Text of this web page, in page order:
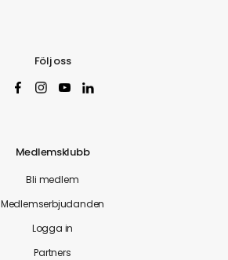
Följ oss
Medlemsklubb
Bli medlem
Medlemserbjudanden
Logga in
Partners